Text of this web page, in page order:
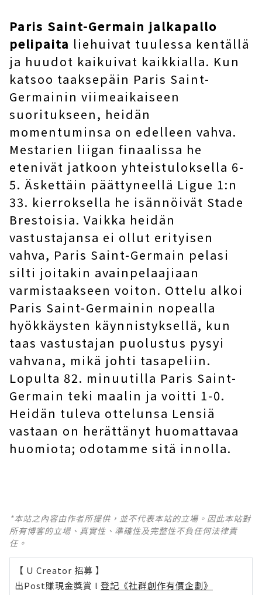
Paris Saint-Germain jalkapallo
pelipaita liehuivat tuulessa kentällä
ja huudot kaikuivat kaikkialla. Kun
katsoo taaksepäin Paris Saint-
Germainin viimeaikaiseen
suoritukseen, heidän
momentuminsa on edelleen vahva.
Mestarien liigan finaalissa he
etenivät jatkoon yhteistuloksella 6-
5. Äskettäin päättyneellä Ligue 1:n
33. kierroksella he isännöivät Stade
Brestoisia. Vaikka heidän
vastustajansa ei ollut erityisen
vahva, Paris Saint-Germain pelasi
silti joitakin avainpelaajiaan
varmistaakseen voiton. Ottelu alkoi
Paris Saint-Germainin nopealla
hyökkäysten käynnistyksellä, kun
taas vastustajan puolustus pysyi
vahvana, mikä johti tasapeliin.
Lopulta 82. minuutilla Paris Saint-
Germain teki maalin ja voitti 1-0.
Heidän tuleva ottelunsa Lensiä
vastaan ​​on herättänyt huomattavaa
huomiota; odotamme sitä innolla.
*本站之內容由作者所提供，並不代表本站的立場。因此本站對
所有博客的立場、真實性、準確性及完整性不負任何法律責
任。
【 U Creator 招募 】
出Post賺現金獎賞 l 登記《社群創作有價企劃》